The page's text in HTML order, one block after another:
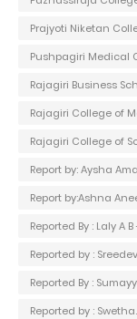
Prajyoti Niketan
Pushpagiri Medical
Rajagiri Business
Rajagiri College of
Rajagiri College of
Report by: Aysha
Report by:Ashna
Reported By : Laly A
Reported by :
Reported By :
Reported by :